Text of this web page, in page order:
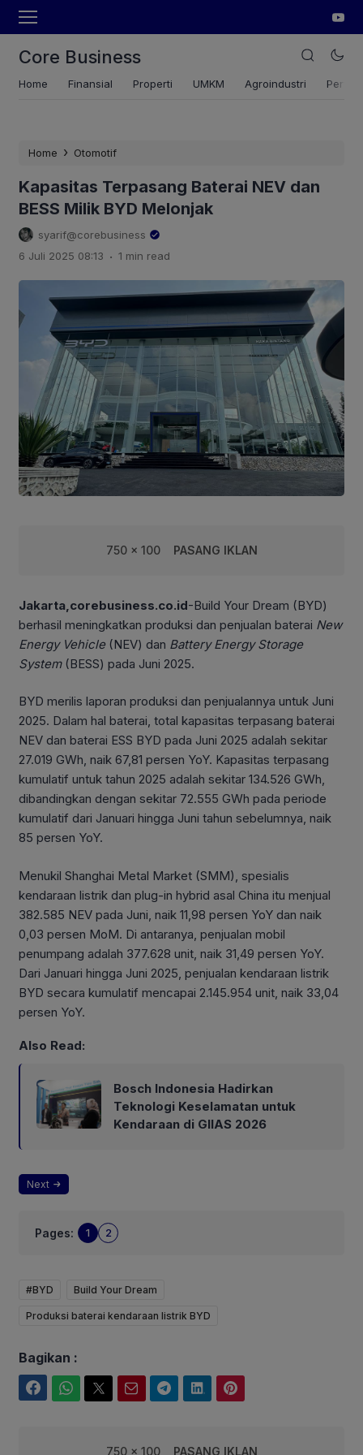
Core Business
Home Finansial Properti UMKM Agroindustri
Home › Otomotif
Kapasitas Terpasang Baterai NEV dan
BESS Milik BYD Melonjak
syarif@corebusiness
6 Juli 2025 08:13 . 1 min read
750 x 100 PASANG IKLAN
Jakarta,corebusiness.co.id-Build Your Dream (BYD)
berhasil meningkatkan produksi dan penjualan baterai New
Energy Vehicle(NEV) dan Battery Energy Storage
System(BESS) pada Juni 2025.
BYD merilis laporan produksi dan penjualannya untuk Juni
2025. Dalam hal baterai, total kapasitas terpasang baterai
NEV dan baterai ESS BYD pada Juni 2025 adalah sekitar
27.019 GWh, naik 67,81 persen YoY. Kapasitas terpasang
kumulatif untuk tahun 2025 adalah sekitar 134.526 GWh,
dibandingkan dengan sekitar 72.555 GWh pada periode
kumulatif dari Januari hingga Juni tahun sebelumnya, naik
85 persen YoY.
Menukil Shanghai Metal Market (SMM), spesialis
kendaraan listrik dan plug-in hybrid asal China itu menjual
382.585 NEV pada Juni, naik 11,98 persen YoY dan naik
0,03 persen MoM. Di antaranya, penjualan mobil
penumpang adalah 377.628 unit, naik 31,49 persen YoY.
Dari Januari hingga Juni 2025, penjualan kendaraan listrik
BYD secara kumulatif mencapai 2.145.954 unit, naik 33,04
persen YoY.
Also Read:
Bosch Indonesia Hadirkan
Teknologi Keselamatan untuk
Kendaraan di GIIAS 2026
Next
Pages: 1 2
#BYD Build Your Dream
Produksi baterai kendaraan listrik BYD
Bagikan :
750 x 100 PASANG IKLAN